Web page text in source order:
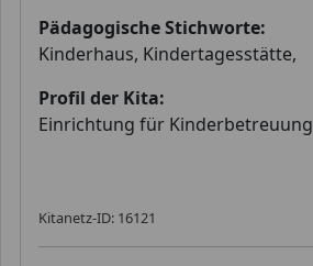
Pädagogische Stichworte:
Kinderhaus, Kindertagesstätte,
Profil der Kita:
Einrichtung für Kinderbetreuung
Kitanetz-ID: 16121